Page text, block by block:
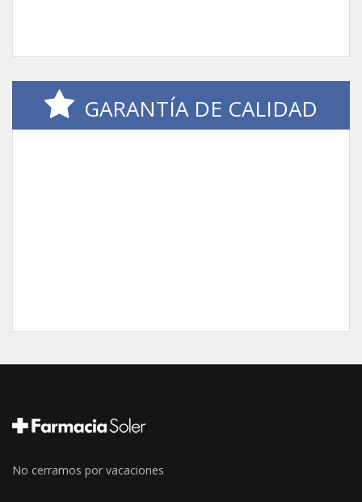
GARANTÍA DE CALIDAD
No cerramos por vacaciones